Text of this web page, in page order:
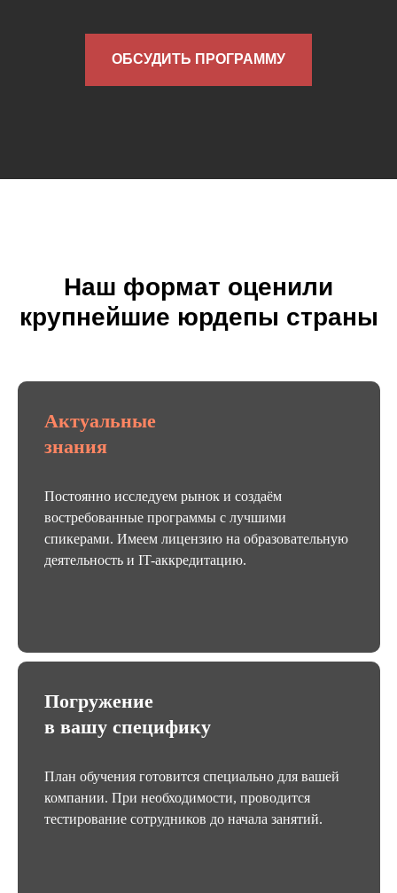
ОБСУДИТЬ ПРОГРАММУ
Наш формат оценили
крупнейшие юрдепы страны
Актуальные
знания
Постоянно исследуем рынок и создаём
востребованные программы с лучшими
спикерами. Имеем лицензию на образовательную
деятельность и IT-аккредитацию.
Погружение
в вашу специфику
План обучения готовится специально для вашей
компании. При необходимости, проводится
тестирование сотрудников до начала занятий.